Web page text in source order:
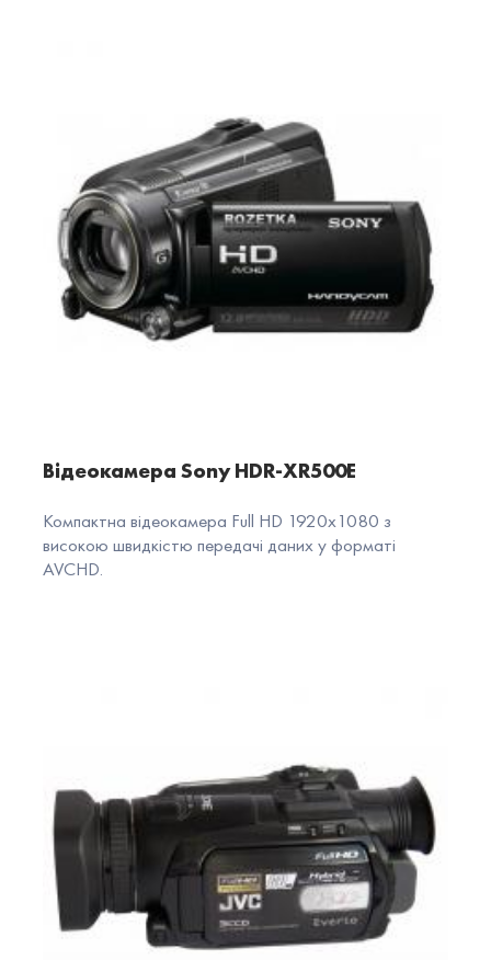
Відеокамера Sony HDR-XR500E
Компактна відеокамера Full HD 1920x1080 з
високою швидкістю передачі даних у форматі
AVCHD.